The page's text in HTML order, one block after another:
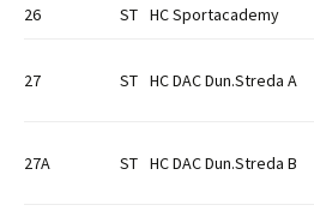
26 ST HC Sportacademy
27 ST HC DAC Dun.Streda A
27A ST HC DAC Dun.Streda B